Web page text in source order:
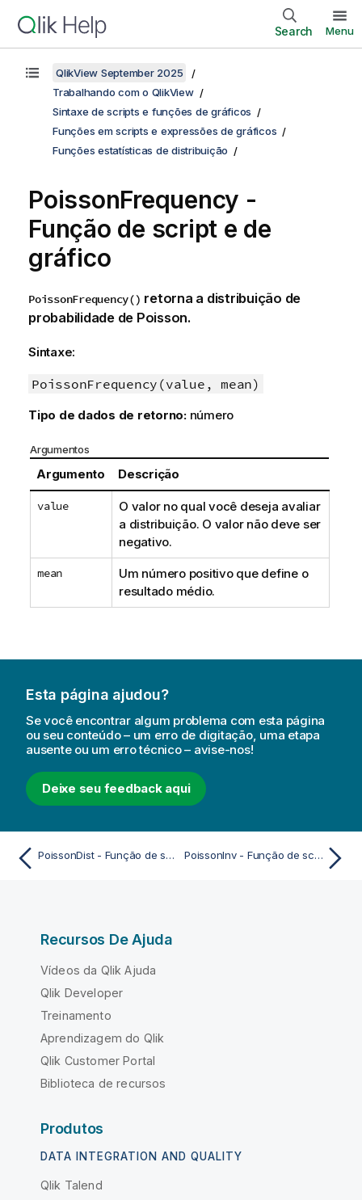
Search Menu
QlikView September 2025
Trabalhando com o QlikView
Sintaxe de scripts e funções de gráficos
Funções em scripts e expressões de gráficos
Funções estatísticas de distribuição
PoissonFrequency -
Função de script e de
gráfico
PoissonFrequency() retorna a distribuição de
probabilidade de Poisson.
Sintaxe:
PoissonFrequency(value, mean)
Tipo de dados de retorno: número
Argumentos
Argumento Descrição
value
O valor no qual você deseja avaliar
a distribuição. O valor não deve ser
negativo.
mean
Um número positivo que define o
resultado médio.
Esta página ajudou?
Se você encontrar algum problema com esta página
ou seu conteúdo – um erro de digitação, uma etapa
ausente ou um erro técnico – avise-nos!
Deixe seu feedback aqui
PoissonDist - Função de script e de gráfico PoissonInv - Função de script e de gráfico
Recursos De Ajuda
Vídeos da Qlik Ajuda
Qlik Developer
Treinamento
Aprendizagem do Qlik
Qlik Customer Portal
Biblioteca de recursos
Produtos
DATA INTEGRATION AND QUALITY
Qlik Talend